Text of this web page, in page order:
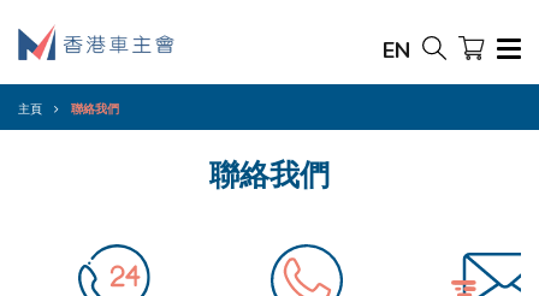
EN
主頁 聯絡我們
聯絡我們